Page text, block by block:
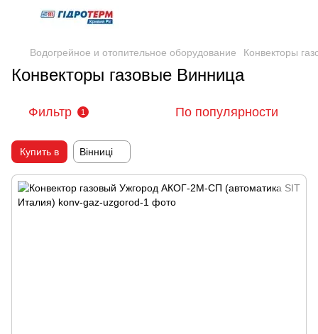
Водогрейное и отопительное оборудование Конвекторы
Конвекторы газовые Винница
Фильтр 1 По популярности
Купить в Вінниці